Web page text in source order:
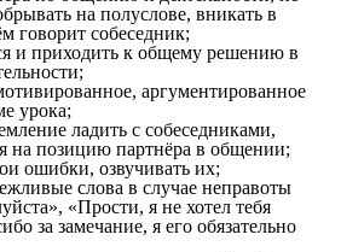
на полуслове, вникать в
говорит собеседник;
и приходить к общему решению в
аргументированное
урока;
ладить с собеседниками,
на позицию партнёра в общении;
ошибки, озвучивать их;
слова в случае неправоты
«Прости, я не хотел тебя
за замечание, я его обязательно